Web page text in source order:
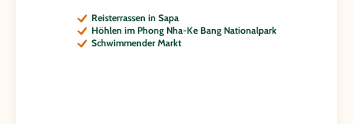
Reisterrassen in Sapa
Höhlen im Phong Nha-Ke Bang Nationalpark
Schwimmender Markt